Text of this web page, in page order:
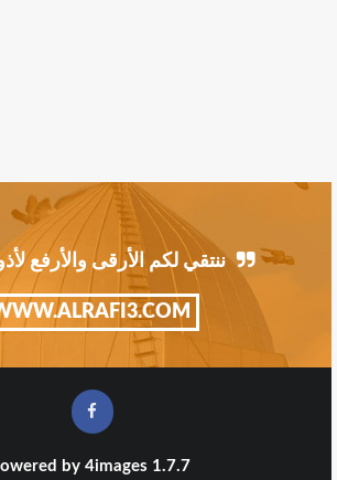
ننتقي لكم الأرقى والأرفع
by 4images 1.7.7